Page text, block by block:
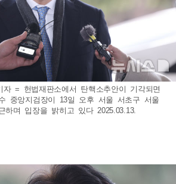
자 = 헌법재판소에서 탄핵소추안이 기각되면
중앙지검장이 13일 오후 서울 서초구 서울
하며 입장을 밝히고 있다 2025.03.13.